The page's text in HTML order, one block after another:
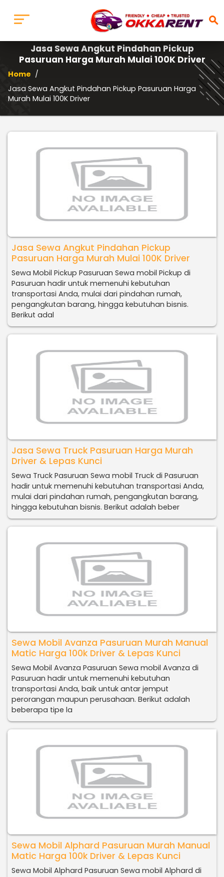
search
Jasa Sewa Angkut Pindahan Pickup
Pasuruan Harga Murah Mulai 100K Driver
Home /
Jasa Sewa Angkut Pindahan Pickup Pasuruan Harga
Murah Mulai 100K Driver
Jasa Sewa Angkut Pindahan Pickup
Pasuruan Harga Murah Mulai 100K Driver
Sewa Mobil Pickup Pasuruan Sewa mobil Pickup di
Pasuruan hadir untuk memenuhi kebutuhan
transportasi Anda, mulai dari pindahan rumah,
pengangkutan barang, hingga kebutuhan bisnis.
Berikut adal
Jasa Sewa Truck Pasuruan Harga Murah
Driver & Lepas Kunci
Sewa Truck Pasuruan Sewa mobil Truck di Pasuruan
hadir untuk memenuhi kebutuhan transportasi Anda,
mulai dari pindahan rumah, pengangkutan barang,
hingga kebutuhan bisnis. Berikut adalah beber
Sewa Mobil Avanza Pasuruan Murah Manual
Matic Harga 100k Driver & Lepas Kunci
Sewa Mobil Avanza Pasuruan Sewa mobil Avanza di
Pasuruan hadir untuk memenuhi kebutuhan
transportasi Anda, baik untuk antar jemput
perorangan maupun perusahaan. Berikut adalah
beberapa tipe la
Sewa Mobil Alphard Pasuruan Murah Manual
Matic Harga 100k Driver & Lepas Kunci
Sewa Mobil Alphard Pasuruan Sewa mobil Alphard di